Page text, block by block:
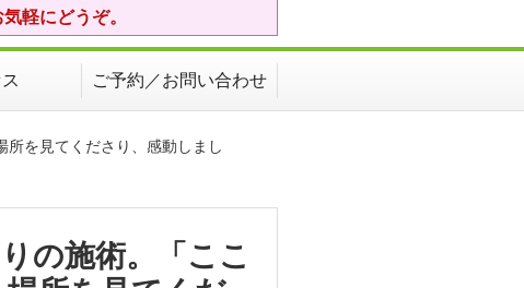
軽にどうぞ。
ご予約／お問い合わせ
を見てくださり、感動しまし
の施術。「ここ